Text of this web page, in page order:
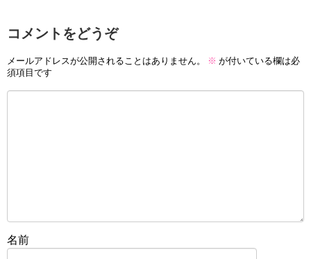
コメントをどうぞ
メールアドレスが公開されることはありません。 ※ が付いている欄は必
須項目です
名前